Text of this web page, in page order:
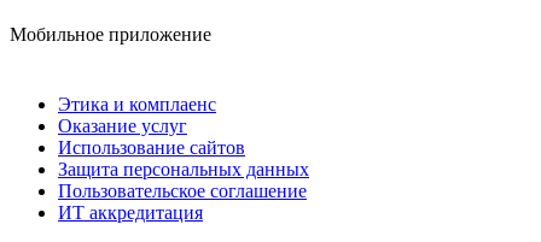
Мобильное приложение
Этика и комплаенс
Оказание услуг
Использование сайтов
Защита персональных данных
Пользовательское соглашение
ИТ аккредитация